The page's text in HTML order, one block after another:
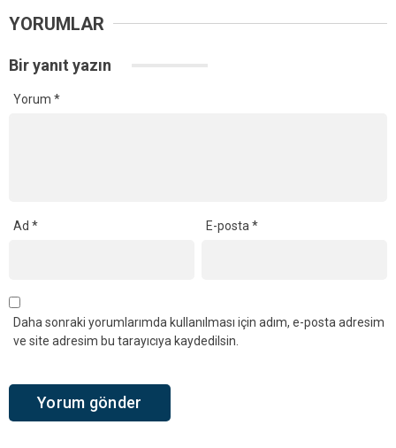
YORUMLAR
Bir yanıt yazın
Yorum *
Ad * E-posta*
Daha sonraki yorumlarımda kullanılması için adım, e-posta adresim
ve site adresim bu tarayıcıya kaydedilsin.